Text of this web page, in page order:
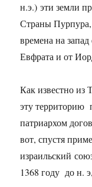
н.э.) эти земли
Страны
времена на
Евфрата и от
Как известно
эту территорию
патриархом
вот, спустя
израильский
1368 году до н.